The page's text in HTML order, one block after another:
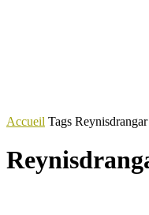
Accueil Tags Reynisdrangar